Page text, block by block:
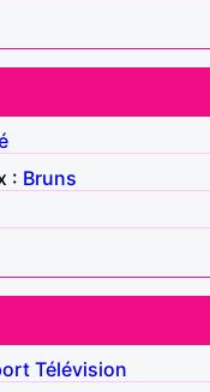
: Bruns
Télévision